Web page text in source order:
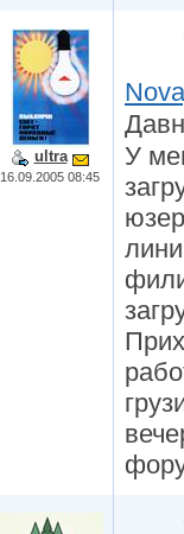
ultra
16.09.2005 08:45
У